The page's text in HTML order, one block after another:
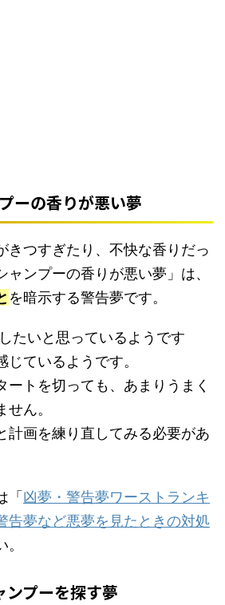
ーの香りが悪い夢
きつすぎたり、不快な香りだっ
ャンプーの香りが悪い夢」は、
を暗示する警告夢です。
たいと思っているようです
ているようです。
ートを切っても、あまりうまく
ん。
計画を練り直してみる必要があ
「 凶夢・警告夢ワーストランキ
告夢など悪夢を見たときの対処
ンプーを探す夢